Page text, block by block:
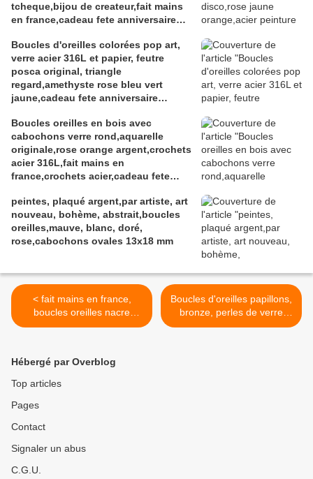
tcheque,bijou de createur,fait mains
en france,cadeau fete anniversaire
narbonne
Boucles d'oreilles colorées pop art,
verre acier 316L et papier, feutre
posca original, triangle
regard,amethyste rose bleu vert
jaune,cadeau fete anniversaire
Boucles oreilles en bois avec
cabochons verre rond,aquarelle
originale,rose orange argent,crochets
acier 316L,fait mains en
france,crochets acier,cadeau fete
peintes, plaqué argent,par artiste, art
nouveau, bohème, abstrait,boucles
oreilles,mauve, blanc, doré,
rose,cabochons ovales 13x18 mm
< fait mains en france,
boucles oreilles nacre
perles,blanc rouge
naturel,perles de verre
ronde,cadeau fete
nouveau,contemporain
ethnique gemme les
Boucles d'oreilles papillons,
bronze, perles de verre
artisanales, ronde,
Hébergé par Overblog
Top articles
Pages
Contact
Signaler un abus
C.G.U.